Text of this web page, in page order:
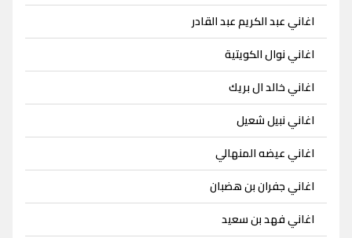
اغاني عبد الكريم عبد القادر
اغاني نوال الكويتية
اغاني خالد ال بريك
اغاني نبيل شعيل
اغاني عيضه المنهالي
اغاني جفران بن هضبان
اغاني فهد بن سعيد